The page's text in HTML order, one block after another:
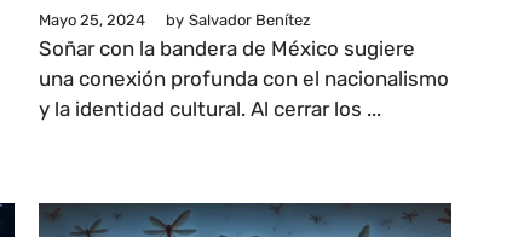
Mayo 25, 2024 by Salvador Benítez
Soñar con la bandera de México sugiere
una conexión profunda con el nacionalismo
y la identidad cultural. Al cerrar los ...